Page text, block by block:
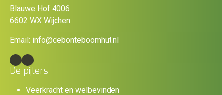
Blauwe Hof 4006
6602 WX Wijchen
Email: info@debonteboomhut.nl
Facebook LinkedIn
De pijlers
Veerkracht en welbevinden